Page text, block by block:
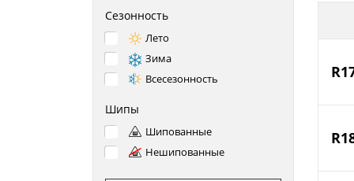
Сезонность
Лето
Зима
Всесезонность
Шипы
Шипованные
Нешипованные